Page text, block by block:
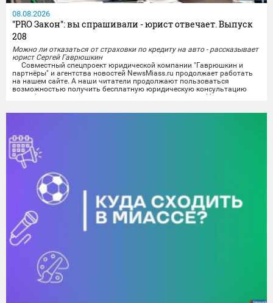
08.08.2026
"PRO Закон": вы спрашивали - юрист отвечает. Выпуск
208
Можно ли отказаться от страховки по кредиту на авто - рассказывает
юрист Сергей Гаврюшкин
Совместный спецпроект юридической компании "Гаврюшкин и
партнёры" и агентства новостей NewsMiass.ru продолжает работать
на нашем сайте. А наши читатели продолжают пользоваться
возможностью получить бесплатную юридическую консультацию
квалифицированного специалиста не выходя из дома. На вопросы
Все поступившие на сегодняшний день вопросы уже проработаны,